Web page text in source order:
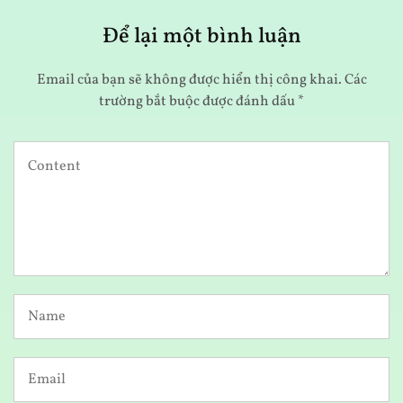
Để lại một bình luận
Email của bạn sẽ không được hiển thị công khai.Các
trường bắt buộc được đánh dấu*